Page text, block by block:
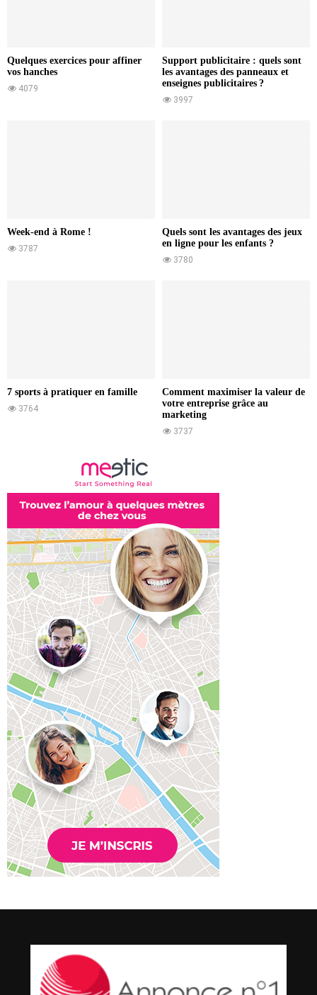
Quelques exercices pour affiner
vos hanches
4079
Support publicitaire : quels sont
les avantages des panneaux et
enseignes publicitaires ?
3997
Week-end à Rome !
3787
Quels sont les avantages des jeux
en ligne pour les enfants ?
3780
7 sports à pratiquer en famille
3764
Comment maximiser la valeur de
votre entreprise grâce au
marketing
3737